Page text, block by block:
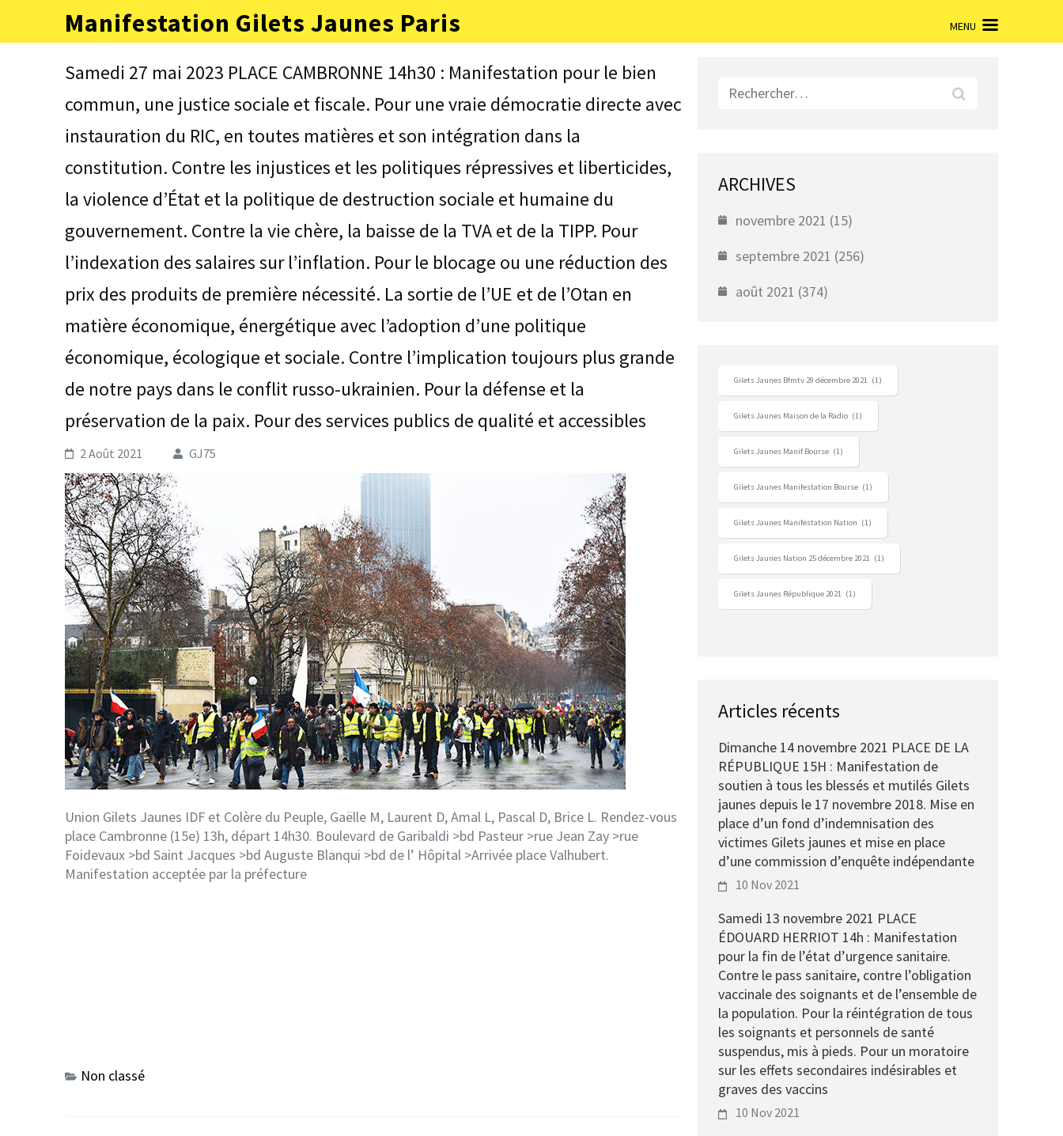
contenu
Manifestation Gilets Jaunes Paris MENU
Samedi 27 mai 2023 PLACE CAMBRONNE 14h30 : Manifestation pour le bien
commun, une justice sociale et fiscale. Pour une vraie démocratie directe avec
instauration du RIC, en toutes matières et son intégration dans la
constitution. Contre les injustices et les politiques répressives et liberticides,
la violence d’État et la politique de destruction sociale et humaine du
gouvernement. Contre la vie chère, la baisse de la TVA et de la TIPP. Pour
l’indexation des salaires sur l’inflation. Pour le blocage ou une réduction des
prix des produits de première nécessité. La sortie de l’UE et de l’Otan en
matière économique, énergétique avec l’adoption d’une politique
économique, écologique et sociale. Contre l’implication toujours plus grande
de notre pays dans le conflit russo-ukrainien. Pour la défense et la
préservation de la paix. Pour des services publics de qualité et accessibles
2 Août 2021 GJ75
Union Gilets Jaunes IDF et Colère du Peuple, Gaëlle M, Laurent D, Amal L, Pascal D, Brice L. Rendez-vous
place Cambronne (15e) 13h, départ 14h30. Boulevard de Garibaldi >bd Pasteur >rue Jean Zay >rue
Foidevaux >bd Saint Jacques >bd Auguste Blanqui >bd de l’ Hôpital >Arrivée place Valhubert.
Manifestation acceptée par la préfecture
Non classé
Rechercher :
ARCHIVES
novembre 2021 (15)
septembre 2021 (256)
août 2021 (374)
Gilets Jaunes Bfmtv 29 décembre 2021 (1)
Gilets Jaunes Maison de la Radio (1)
Gilets Jaunes Manif Bourse (1)
Gilets Jaunes Manifestation Bourse (1)
Gilets Jaunes Manifestation Nation (1)
Gilets Jaunes Nation 25 décembre 2021 (1)
Gilets Jaunes République 2021 (1)
Articles récents
Dimanche 14 novembre 2021 PLACE DE LA
RÉPUBLIQUE 15H : Manifestation de
soutien à tous les blessés et mutilés Gilets
jaunes depuis le 17 novembre 2018. Mise en
place d’un fond d’indemnisation des
victimes Gilets jaunes et mise en place
d’une commission d’enquête indépendante
10 Nov 2021
Samedi 13 novembre 2021 PLACE
ÉDOUARD HERRIOT 14h : Manifestation
pour la fin de l’état d’urgence sanitaire.
Contre le pass sanitaire, contre l’obligation
vaccinale des soignants et de l’ensemble de
la population. Pour la réintégration de tous
les soignants et personnels de santé
suspendus, mis à pieds. Pour un moratoire
sur les effets secondaires indésirables et
graves des vaccins
10 Nov 2021